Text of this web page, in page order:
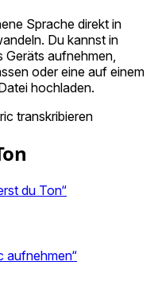
Sprache direkt in
Du kannst in
aufnehmen,
oder eine auf einem
hochladen.
du Ton“
aufnehmen“